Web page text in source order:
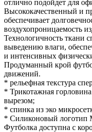
отлично подойдет для
Высококачественный и
обеспечивает
воздухопроницаемость
Технологичность ткани
выведению влаги,
и интенсивных
Продуманный крой
движений.
* рельефная текстура
* Трикотажная
вырезом;
* спинка из эко
* Силиконовый логотип
Футболка доступна с